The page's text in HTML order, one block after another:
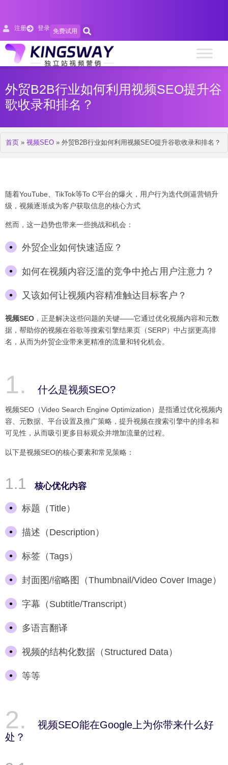
注册 登录 免费试用
外贸B2B行业如何利用视频SEO提升谷
歌收录和排名？
首页 » 视频SEO » 外贸B2B行业如何利用视频SEO提升谷歌收录和排名？
随着YouTube、TikTok等To C平台的爆火，用户行为迭代倒逼营销升
级，视频逐渐成为客户获取信息的核心方式
然而，这一趋势也带来一些挑战和机会：
外贸企业如何快速适应？
如何在视频内容泛滥的竞争中抢占用户注意力？
又该如何让视频内容精准触达目标客户？
视频SEO ，正是解决这些问题的关键——它通过优化视频内容和元数
据，帮助你的视频在谷歌等搜索引擎结果页（SERP）中占据更高排
名，从而为外贸企业带来更精准的流量和转化机会。
什么是视频SEO?
视频SEO（Video Search Engine Optimization）是指通过优化视频内
容、元数据、平台设置及推广策略，提升视频在搜索引擎中的排名和
可见性，从而吸引更多目标观众并增加流量的过程。
以下是视频SEO的核心要素和常见策略：
核心优化内容
标题（Title）
描述（Description）
标签（Tags）
封面图/缩略图（Thumbnail/Video Cover Image）
字幕（Subtitle/Transcript）
多语言翻译
视频的结构化数据（Structured Data）
等等
视频SEO能在Google上为你带来什么好
处？